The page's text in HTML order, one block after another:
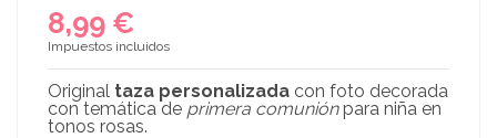
8,99 €
Impuestos incluidos
Original taza personalizada con foto decorada
con temática de primera comuniónpara niña en
tonos rosas.